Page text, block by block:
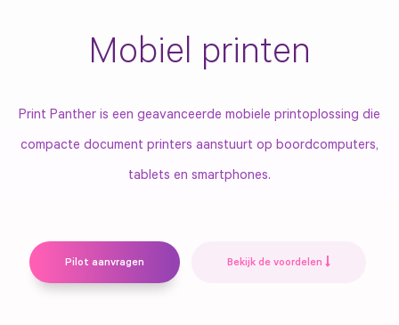
Mobiel printen
Print Panther is een geavanceerde mobiele printoplossing die
compacte document printers aanstuurt op boordcomputers,
tablets en smartphones.
Pilot aanvragen Bekijk de voordelen